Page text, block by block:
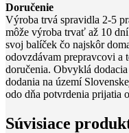
Doručenie
Výroba trvá spravidla 2-5
môže výroba trvať až 10
svoj balíček čo najskôr
odovzdávam prepravcovi a
doručenia. Obvyklá
dodania na území
odo dňa potvrdenia prijatia
Súvisiace